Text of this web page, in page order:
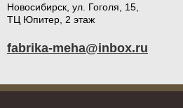
Новосибирск, ул. Гоголя, 15,
ТЦ Юпитер, 2 этаж
fabrika-meha@inbox.ru